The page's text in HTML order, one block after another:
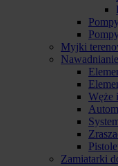
Myjki
Węże
Zamiatarki